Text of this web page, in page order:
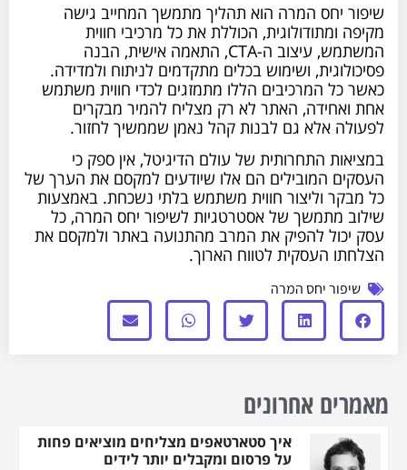
שיפור יחס המרה הוא תהליך מתמשך המחייב גישה
מקיפה ומתודולוגית, הכוללת את כל מרכיבי חווית
המשתמש, עיצוב ה-CTA, התאמה אישית, הבנה
פסיכולוגית, ושימוש בכלים מתקדמים לניתוח ולמדידה.
כאשר כל המרכיבים הללו מתמזגים לכדי חווית משתמש
אחת ואחידה, האתר לא רק מצליח להמיר מבקרים
לפעולה אלא גם לבנות קהל נאמן שממשיך לחזור.
במציאות התחרותית של עולם הדיגיטל, אין ספק כי
העסקים המובילים הם אלו שיודעים למקסם את הערך של
כל מבקר וליצור חווית משתמש בלתי נשכחת. באמצעות
שילוב מתמשך של אסטרטגיות לשיפור יחס המרה, כל
עסק יכול להפיק את המרב מהתנועה באתר ולמקסם את
הצלחתו העסקית לטווח הארוך.
שיפור יחס המרה
מאמרים אחרונים
איך סטארטאפים מצליחים מוציאים פחות
על פרסום ומקבלים יותר לידים